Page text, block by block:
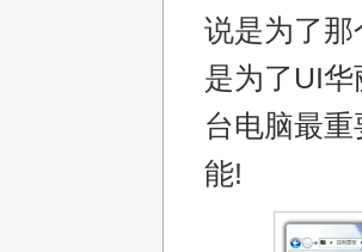
说是为了
是为了UI
台电脑最
能!